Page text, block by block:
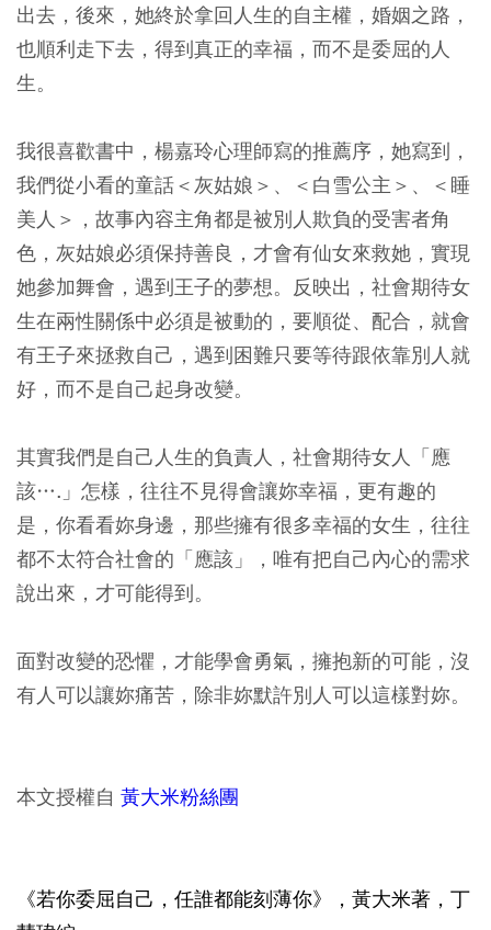
出去，後來，她終於拿回人生的自主權，婚姻之路，
也順利走下去，得到真正的幸福，而不是委屈的人
生。
我很喜歡書中，楊嘉玲心理師寫的推薦序，她寫到，
我們從小看的童話＜灰姑娘＞、＜白雪公主＞、＜睡
美人＞，故事內容主角都是被別人欺負的受害者角
色，灰姑娘必須保持善良，才會有仙女來救她，實現
她參加舞會，遇到王子的夢想。反映出，社會期待女
生在兩性關係中必須是被動的，要順從、配合，就會
有王子來拯救自己，遇到困難只要等待跟依靠別人就
好，而不是自己起身改變。
其實我們是自己人生的負責人，社會期待女人「應
該….」怎樣，往往不見得會讓妳幸福，更有趣的
是，你看看妳身邊，那些擁有很多幸福的女生，往往
都不太符合社會的「應該」，唯有把自己內心的需求
說出來，才可能得到。
面對改變的恐懼，才能學會勇氣，擁抱新的可能，沒
有人可以讓妳痛苦，除非妳默許別人可以這樣對妳。
本文授權自 黃大米粉絲團
《若你委屈自己，任誰都能刻薄你》，黃大米著，丁